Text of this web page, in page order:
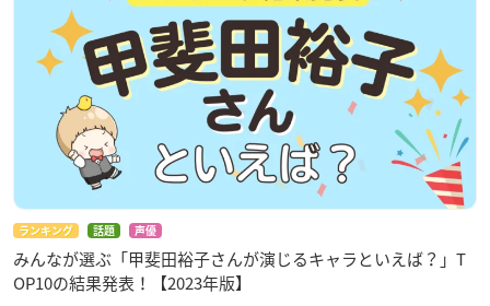
ランキング 話題 声優
みんなが選ぶ「甲斐田裕子さんが演じるキャラといえば？」T
OP10の結果発表！【2023年版】